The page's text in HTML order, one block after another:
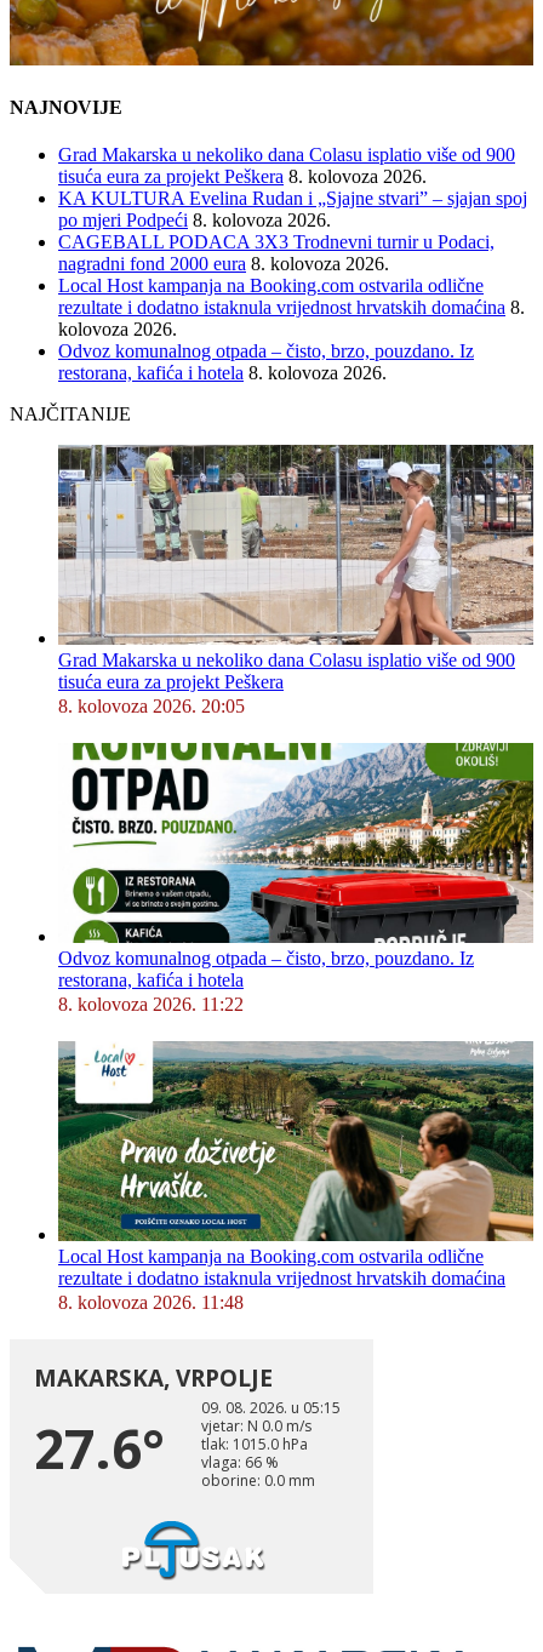
NAJNOVIJE
Grad Makarska u nekoliko dana Colasu isplatio više od 900
tisuća eura za projekt Peškera 8. kolovoza 2026.
KA KULTURA Evelina Rudan i „Sjajne stvari” – sjajan spoj
po mjeri Podpeći 8. kolovoza 2026.
CAGEBALL PODACA 3X3 Trodnevni turnir u Podaci,
nagradni fond 2000 eura 8. kolovoza 2026.
Local Host kampanja na Booking.com ostvarila odlične
rezultate i dodatno istaknula vrijednost hrvatskih domaćina 8.
kolovoza 2026.
Odvoz komunalnog otpada – čisto, brzo, pouzdano. Iz
restorana, kafića i hotela 8. kolovoza 2026.
NAJČITANIJE
Grad Makarska u nekoliko dana Colasu isplatio više od 900
tisuća eura za projekt Peškera
8. kolovoza 2026. 20:05
Odvoz komunalnog otpada – čisto, brzo, pouzdano. Iz
restorana, kafića i hotela
8. kolovoza 2026. 11:22
Local Host kampanja na Booking.com ostvarila odlične
rezultate i dodatno istaknula vrijednost hrvatskih domaćina
8. kolovoza 2026. 11:48